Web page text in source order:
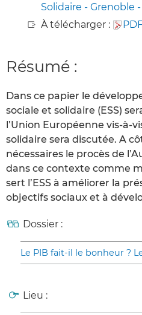
Solidaire - Grenoble
À télécharger :
Résumé :
Dans ce papier le
sociale et solidaire (ESS)
l’Union Européenne vis-à-
solidaire sera discutée. A
nécessaires le procès de
dans ce contexte comme
sert l’ESS à améliorer la
objectifs sociaux et à
Dossier :
Le PIB fait-il le bonheur ?
Lieu :